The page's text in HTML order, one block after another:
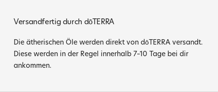
Versandfertig durch dōTERRA
Die ätherischen Öle werden direkt von dōTERRA versandt.
Diese werden in der Regel innerhalb 7–10 Tage bei dir
ankommen.